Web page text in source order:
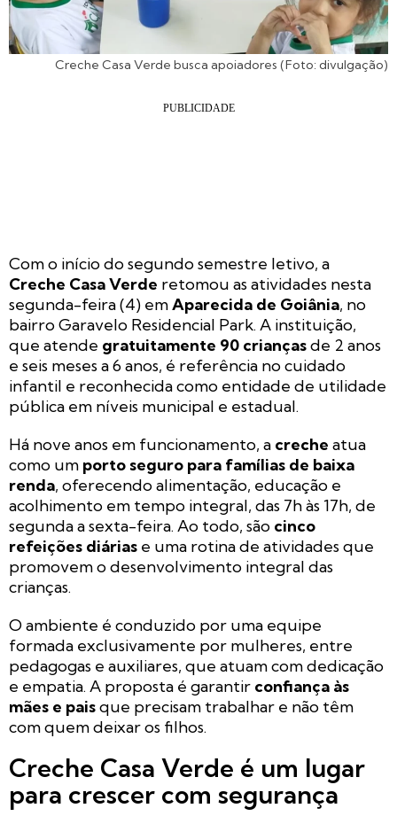
Creche Casa Verde busca apoiadores (Foto: divulgação)
Com o início do segundo semestre letivo, a
Creche Casa Verde retomou as atividades nesta
segunda-feira (4) emAparecida de Goiânia, no
bairro Garavelo Residencial Park. A instituição,
que atende gratuitamente 90 criançasde 2 anos
e seis meses a 6 anos, é referência no cuidado
infantil e reconhecida como entidade de utilidade
pública em níveis municipal e estadual.
Há nove anos em funcionamento, a creche atua
como um porto seguro para famílias de baixa
renda, oferecendo alimentação, educação e
acolhimento em tempo integral, das 7h às 17h, de
segunda a sexta-feira. Ao todo, são cinco
refeições diárias e uma rotina de atividades que
promovem o desenvolvimento integral das
crianças.
O ambiente é conduzido por uma equipe
formada exclusivamente por mulheres, entre
pedagogas e auxiliares, que atuam com dedicação
e empatia. A proposta é garantir confiança às
mães e paisque precisam trabalhar e não têm
com quem deixar os filhos.
Creche Casa Verde é um lugar
para crescer com segurança